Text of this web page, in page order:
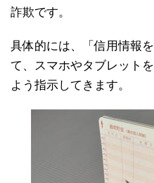
詐欺です。
具体的には、「信用情報
て、スマホやタブレット
よう指示してきます。